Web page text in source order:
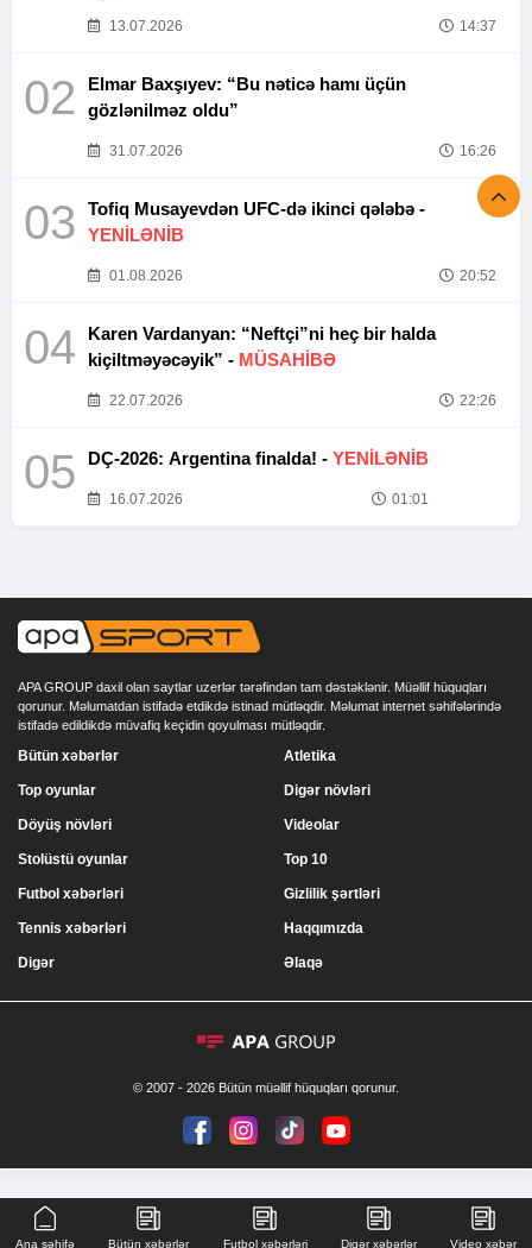
13.07.2026 14:37
02
Elmar Baxşıyev: “Bu nəticə hamı üçün
gözlənilməz oldu”
31.07.2026 16:26
03
Tofiq Musayevdən UFC-də ikinci qələbə -
YENİLƏNİB
01.08.2026 20:52
04
Karen Vardanyan: “Neftçi”ni heç bir halda
kiçiltməyəcəyik” - MÜSAHİBƏ
22.07.2026 22:26
05 DÇ-2026: Argentina finalda! - YENİLƏNİB
16.07.2026 01:01
APA GROUP daxil olan saytlar uzerlər tərəfindən tam dəstəklənir. Müəllif hüquqları
qorunur. Məlumatdan istifadə etdikdə istinad mütləqdir. Məlumat internet səhifələrində
istifadə edildikdə müvafiq keçidin qoyulması mütləqdir.
Bütün xəbərlər
Top oyunlar
Döyüş növləri
Stolüstü oyunlar
Atletika
Digər növləri
Videolar
Top 10
Futbol xəbərləri
Tennis xəbərləri
Digər
Gizlilik şərtləri
Haqqımızda
Əlaqə
© 2007 - 2026 Bütün müəllif hüquqları qorunur.
Ana səhifə Bütün xəbərlər Futbol xəbərləri Digər xəbərlər Video xəbər